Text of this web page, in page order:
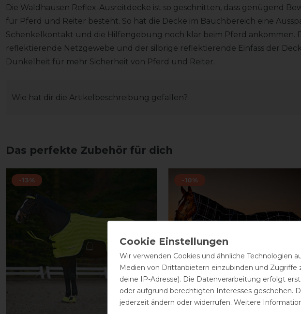
Die Waldhausen Reflex-Ausreitdecke ist so geschnitten, dass genügend
für Pferd und Reiter besteht. So hat die Decke im Bauchbereich eine
Schenkelkontakt und die Hilfengebung noch klar beim Pferd ankommen.
reflektierende Netzgewebe und der silbrige reflektierende Einfass der
Dunkelheit für mehr Sicherheit von Pferd und Reiter.
Wie hat dir die Artikelbeschreibung gefallen?
Das perfekte Zubehör für dich
-13% -10%
Wir verwenden Cookies und ähnliche Technologien
Medien von Drittanbietern einzubinden und Zugriffe
deine IP-Adresse). Die Datenverarbeitung erfolgt
oder aufgrund berechtigten Interesses geschehen.
jederzeit ändern oder widerrufen. Weitere